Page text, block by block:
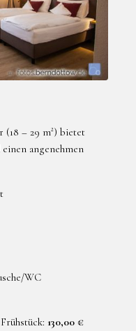
– 29 m²) bietet
angenehmen
WC
130,00 €